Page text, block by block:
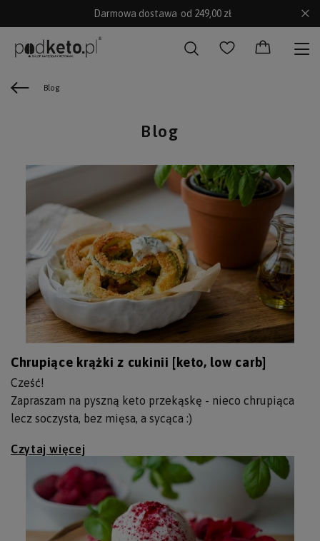
Darmowa dostawa od 249,00 zł
Blog
Blog
Chrupiące krążki z cukinii [keto, low carb]
Cześć!
Zapraszam na pyszną keto przekąskę - nieco chrupiąca
lecz soczysta, bez mięsa, a sycąca :)
Czytaj więcej